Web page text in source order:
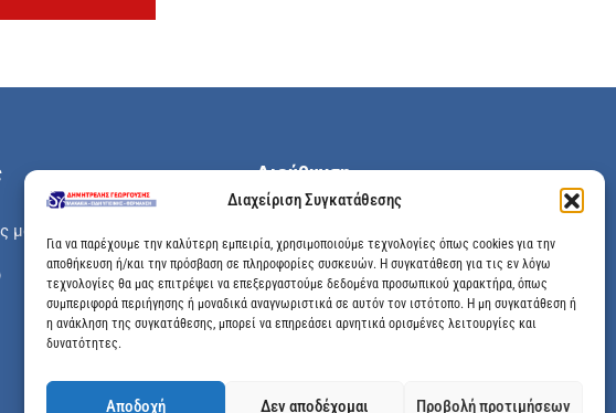
Διαχείριση Συγκατάθεσης
Για να παρέχουμε την καλύτερη εμπειρία, χρησιμοποιούμε τεχνολογίες όπως cookies για την
αποθήκευση ή/και την πρόσβαση σε πληροφορίες συσκευών. Η συγκατάθεση για τις εν λόγω
τεχνολογίες θα μας επιτρέψει να επεξεργαστούμε δεδομένα προσωπικού χαρακτήρα, όπως
συμπεριφορά περιήγησης ή μοναδικά αναγνωριστικά σε αυτόν τον ιστότοπο. Η μη συγκατάθεση ή
η ανάκληση της συγκατάθεσης, μπορεί να επηρεάσει αρνητικά ορισμένες λειτουργίες και
δυνατότητες.
Αποδοχή Δεν αποδέχομαι Προβολή προτιμήσεων
μου
Διεύθυνση
Μεγάλης Χώρας 89, Αγρίνιο, Τ.Κ: 30100
info@dimitrelis-georgousis.gr
(+30) 26410 44020